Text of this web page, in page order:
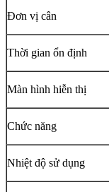
Đơn vị cân
Thời gian ổn định
Màn hình hiễn thị
Chức năng
Nhiệt độ sử dụng